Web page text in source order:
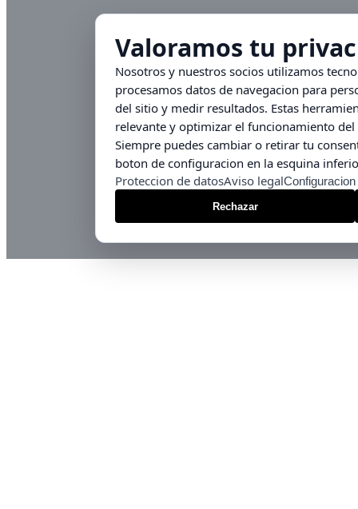
Valoramos tu
Nosotros y nuestros socios utilizamos
procesamos datos de navegacion para
del sitio y medir resultados. Estas
relevante y optimizar el funcionamiento
Siempre puedes cambiar o retirar tu
boton de configuracion en la esquina
Proteccion de datosAviso legal
Rechazar